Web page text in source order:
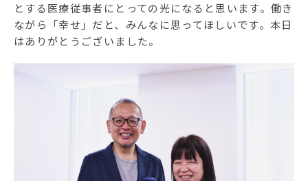
とする医療従事者にとっての光になると思います。働き
ながら「幸せ」だと、みんなに思ってほしいです。本日
はありがとうございました。